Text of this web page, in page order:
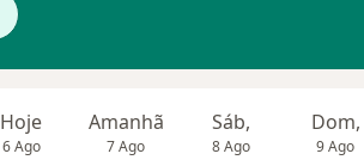
Hoje
6 Ago
Amanhã
7 Ago
Sáb,
8 Ago
Dom,
9 Ago